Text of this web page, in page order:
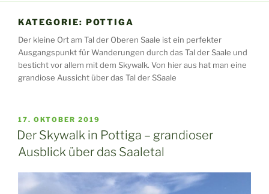
KATEGORIE: POTTIGA
Der kleine Ort am Tal der Oberen Saale ist ein perfekter
Ausgangspunkt für Wanderungen durch das Tal der Saale und
besticht vor allem mit dem Skywalk. Von hier aus hat man eine
grandiose Aussicht über das Tal der SSaale
VERÖFFENTLICHT
AM
17. OKTOBER 2019
Der Skywalk in Pottiga – grandioser
Ausblick über das Saaletal